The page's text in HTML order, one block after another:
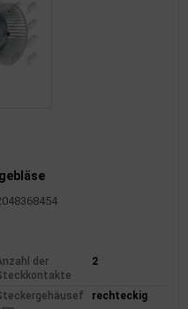
der
2
rechteckig